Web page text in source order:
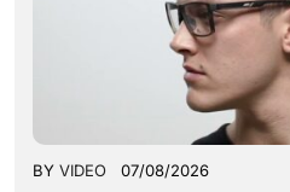
BY VIDEO 07/08/2026